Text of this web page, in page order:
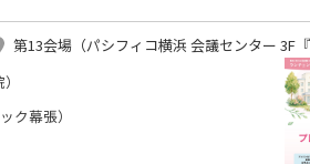
第13会場（パシフィコ横浜 会議センター 3F『
ク幕張）